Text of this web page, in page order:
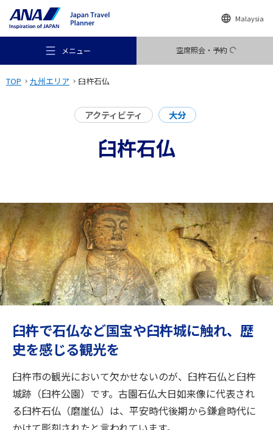
Malaysia
メニュー 空席照会・予約
行き先
旅のお役立ち情報
閉じる
TOP 九州エリア 臼杵石仏
アクティビティ 大分
臼杵石仏
臼杵で石仏など国宝や臼杵城に触れ、歴
史を感じる観光を
臼杵市の観光において欠かせないのが、臼杵石仏と臼杵
城跡（臼杵公園）です。古園石仏大日如来像に代表され
る臼杵石仏（磨崖仏）は、平安時代後期から鎌倉時代に